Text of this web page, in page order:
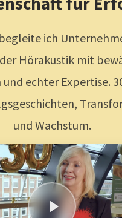
ich
Hörakustik mit
echter Expertise.
und Wachstum.